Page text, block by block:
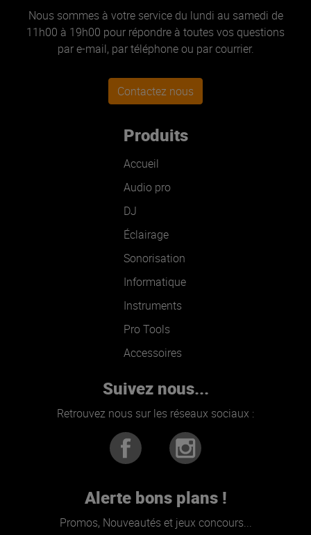
Nous sommes à votre service du lundi au samedi de
11h00 à 19h00 pour répondre à toutes vos questions
par e-mail, par téléphone ou par courrier.
Contactez nous
Produits
Accueil
Audio pro
DJ
Éclairage
Sonorisation
Informatique
Instruments
Pro Tools
Accessoires
Suivez nous...
Retrouvez nous sur les réseaux sociaux :
Alerte bons plans !
Promos, Nouveautés et jeux concours...